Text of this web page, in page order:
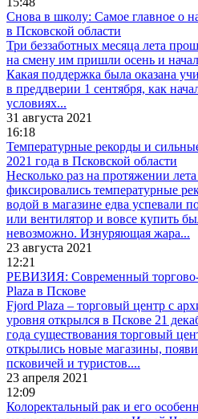
Снова в школу: Самое главное о
в Псковской области
Три беззаботных месяца лета
на смену им пришли осень и
Какая поддержка была оказана
в преддверии 1 сентября, как
условиях...
31 августа 2021
16:18
Температурные рекорды и
2021 года в Псковской области
Несколько раз на протяжении
фиксировались температурные
водой в магазине едва успевали
или вентилятор и вовсе купить
невозможно. Изнуряющая жара...
23 августа 2021
12:21
РЕВИЗИЯ: Современный торгово-
Plaza в Пскове
Fjord Plaza – торговый центр с
уровня открылся в Пскове 21
года существования торговый
открылись новые магазины,
псковичей и туристов....
23 апреля 2021
12:09
Колоректальный рак и его